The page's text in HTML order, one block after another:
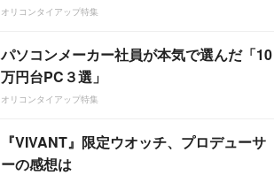
オリコンタイアップ特集
パソコンメーカー社員が本気で選んだ「10
万円台PC３選」
オリコンタイアップ特集
『VIVANT』限定ウオッチ、プロデューサ
ーの感想は